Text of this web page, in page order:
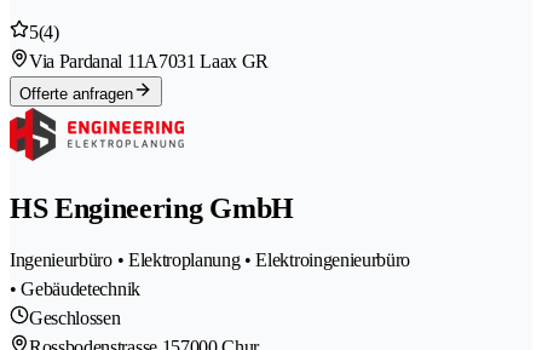
5(4)
Via Pardanal 11A7031 Laax GR
Offerte anfragen
HS Engineering GmbH
Ingenieurbüro • Elektroplanung • Elektroingenieurbüro
• Gebäudetechnik
Geschlossen